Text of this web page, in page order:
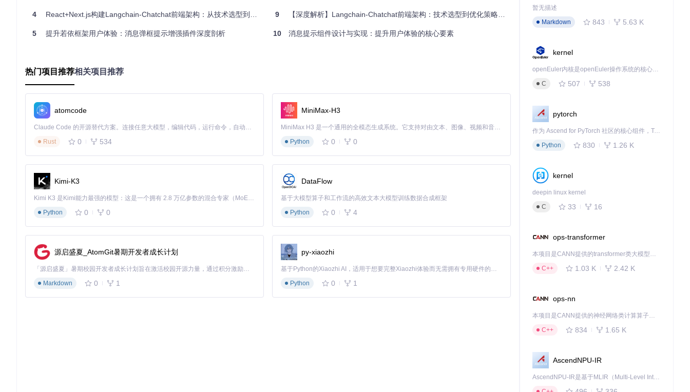
ElMessage. error({
duration: 3500, // 错误信息需要更长阅读时间
相关代码：src/views/system/user/index.vue
React实现示例：基于Ant Design的message组件
import { message }
// 警告提示 - 用于需要用户注意但不阻断操作的场景
warning
({
: '密码强度不足，建议包含字母和数字'
duration: 3, // 默认单位为秒
key: 'password-warning'
// 用于防止重复提示
});
const success = () => {
const hide = message.
2.2 持久化通知（Notification）：重要信息展示
持久化通知适用于需要用户明确关注和处理的重要信息，如系统公告、任务分配、异常提醒等。这类组件通常具有可交互性和持久可见性，需要用户主动
💡关键知识点：持久化通知应该包含清晰的来源标识、时间戳和操作选项，让用户能够快速判断信息重要性并采取相应行动。
4 React+Next.js构建Langchain-Chatchat前端架构：从技术选型到性能优化
5 提升若依框架用户体验：消息弹框提示增强插件深度剖析
9 【深度解析】Langchain-Chatchat前端架构：技术选型到优化策略全指南
10 消息提示组件设计与实现：提升用户体验的核心要素
热门项目推荐相关项目推荐
atomcode
Claude Code 的开源替代方案。连接任意大模型，编辑代码，运行命令，自动验证 — 全自动执行。用 Rust 构建，极致性能。 ｜ An open-source alternative to Claude Code. Connect any LLM, edit code, run commands, and verify changes — autonomously. Built in Rust for speed. Get Started
Rust
0 534
MiniMax-H3
MiniMax H3 是一个通用的全模态生成系统。它支持对由文本、图像、视频和音频组成的多模态上下文进行统一理解，并能生成分辨率高达 2K、时长可达 15 秒的带原生立体声音频的视频。得益于面向任务泛化的系统设计，H3 在预训练阶段就已具备广泛的多模态上下文理解与生成能力，能够出色地执行复杂的多模态指令。
Python
0 0
Kimi-K3
Kimi K3 是Kimi能力最强的模型：这是一个拥有 2.8 万亿参数的混合专家（MoE）模型，具备原生视觉理解能力，并支持 100 万 token 的上下文窗口。
Python
0 0
DataFlow
基于大模型算子和工作流的高效文本大模型训练数据合成框架
Python
0 4
源启盛夏_AtomGit暑期开发者成长计划
「源启盛夏」暑期校园开发者成长计划旨在激活校园开源力量，通过积分激励、认证扶持、资源倾斜等形式，引导高校组织和开发者完成「入驻 — 建项目 — 做贡献 — 获认证 — 得资源」的完整闭环。无论你是想带领社团入驻平台的组织者，还是希望用代码贡献证明自己的开发者，都能在这里找到属于你的成长路径。
Markdown
0 1
py-xiaozhi
基于Python的Xiaozhi AI，适用于想要完整Xiaozhi体验而无需拥有专用硬件的用户。
Python
0 1
暂无描述
Markdown
843 5.63 K
kernel
openEuler内核是openEuler操作系统的核心，既是系统性能与稳定性的基石，也是连接处理器、设备与服务的桥梁。
C
507 538
pytorch
作为 Ascend for PyTorch 社区的核心组件，TorchNPU 是昇腾专为 PyTorch 打造的深度学习适配插件，使 PyTorch 框架能够直接调用昇腾 NPU，为开发者提供昇腾 AI 处理器的超强算力。
Python
830 1.26 K
kernel
deepin linux kernel
C
33 16
ops-transformer
本项目是CANN提供的transformer类大模型算子库，实现网络在NPU上加速计算。
C++
1.03 K 2.42 K
ops-nn
本项目是CANN提供的神经网络类计算算子库，实现网络在NPU上加速计算。
C++
834 1.65 K
AscendNPU-IR
AscendNPU-IR是基于MLIR（Multi-Level Intermediate Representation）构建的，面向昇腾亲和算子编译时使用的中间表示，提供昇腾完备表达能力，通过编译优化提升昇腾AI处理器计算效率，支持通过生态框架使能昇腾AI处理器与深度调优